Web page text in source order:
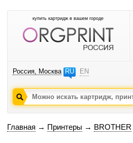
купить картридж в вашем городе
Россия, Москва RU EN
Главная → Принтеры → BROTHER